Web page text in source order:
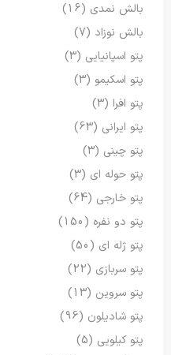
بالش نمدی (16)
بالش نوزاد (7)
پتو اسپانیایی (3)
پتو اسکیمو (3)
پتو افرا (3)
پتو ایرانی (63)
پتو چینی (3)
پتو حوله ای (3)
پتو خارجی (64)
پتو دو نفره (150)
پتو ژله ای (50)
پتو سربازی (22)
پتو سروین (13)
پتو شادیلون (96)
پتو کیلویی (5)